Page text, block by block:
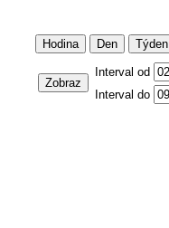
Hodina Den Týden
Zobraz
Interval od
Interval do